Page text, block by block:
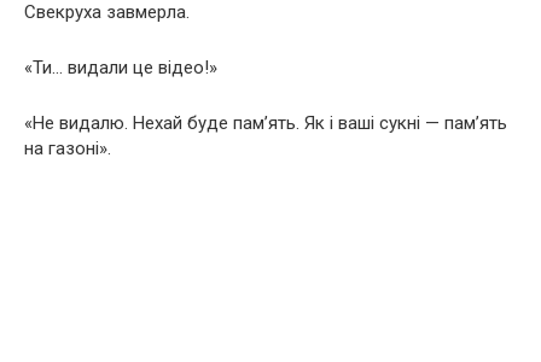
Свекруха завмерла.
«Ти… видали це відео!»
«Не видалю. Нехай буде пам’ять. Як і ваші сукні — пам’ять
на газоні».